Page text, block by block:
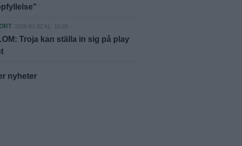
2026-01-02 KL. 15:28
Troja kan ställa in sig på play
nyheter